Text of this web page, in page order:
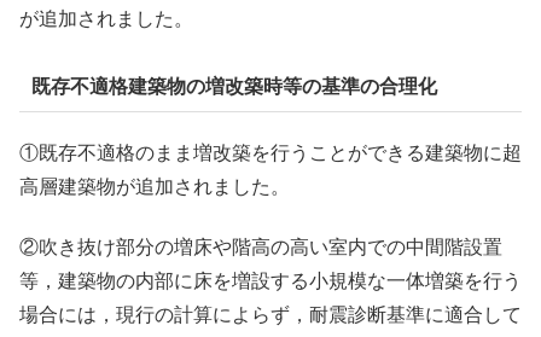
が追加されました。
既存不適格建築物の増改築時等の基準の合理化
①既存不適格のまま増改築を行うことができる建築物に超
高層建築物が追加されました。
②吹き抜け部分の増床や階高の高い室内での中間階設置
等，建築物の内部に床を増設する小規模な一体増築を行う
場合には，現行の計算によらず，耐震診断基準に適合して